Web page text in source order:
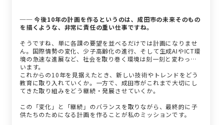
── 今後10年の計画を作るというのは、成田市の未来そのもの
を描くような、非常に責任の重い仕事ですね。
そうですね、単に各課の要望を並べるだけでは計画になりませ
ん。国際情勢の変化、少子高齢化の進行、そして生成AIやICT環
境の急速な進展など、社会を取り巻く環境は刻一刻と変わって
います。
これからの10年を見据えたとき、新しい技術やトレンドをどう
教育に取り入れていくか。一方で、成田市がこれまで大切にし
てきた取り組みをどう継続・発展させていくか。
この「変化」と「継続」のバランスを取りながら、最終的に子
供たちのためになる計画を作ることが私のミッションです。